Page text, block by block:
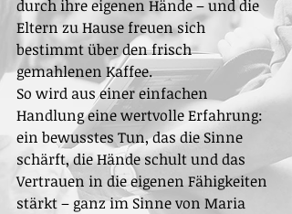
durch ihre eigenen Hände – und die
Eltern zu Hause freuen sich
bestimmt über den frisch
gemahlenen Kaffee.
So wird aus einer einfachen
Handlung eine wertvolle Erfahrung:
ein bewusstes Tun, das die Sinne
schärft, die Hände schult und das
Vertrauen in die eigenen Fähigkeiten
stärkt – ganz im Sinne von Maria